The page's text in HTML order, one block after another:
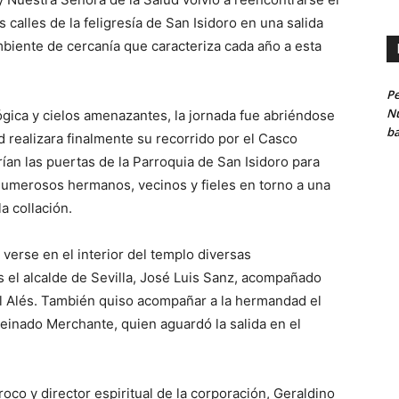
calles de la feligresía de San Isidoro en una salida
de cercanía que caracteriza cada año a esta
y cielos amenazantes, la jornada fue abriéndose
realizara finalmente su recorrido por el Casco
las puertas de la Parroquia de San Isidoro para
hermanos, vecinos y fieles en torno a una
collación.
en el interior del templo diversas
alcalde de Sevilla, José Luis Sanz, acompañado
También quiso acompañar a la hermandad el
Merchante, quien aguardó la salida en el
y director espiritual de la corporación, Geraldino